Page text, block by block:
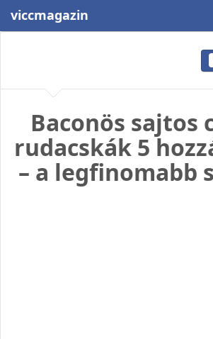
viccmagazin
Baconös sajtos
rudacskák 5
– a legfinomabb